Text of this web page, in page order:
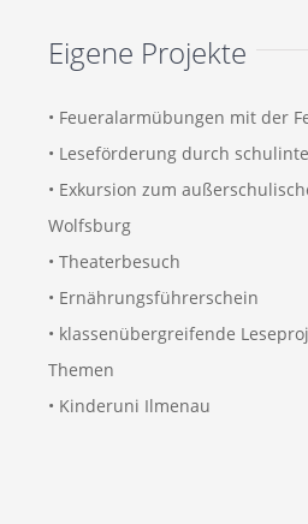
Eigene Projekte
• Feueralarmübungen mit der
• Leseförderung durch
• Exkursion zum
Wolfsburg
• Theaterbesuch
• Ernährungsführerschein
• klassenübergreifende
Themen
• Kinderuni Ilmenau